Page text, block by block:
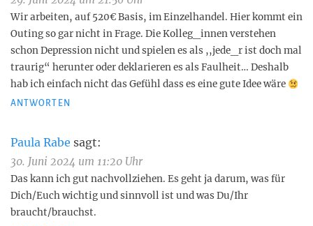
Wir arbeiten, auf 520€ Basis, im Einzelhandel. Hier kommt ein
Outing so gar nicht in Frage. Die Kolleg_innen verstehen
schon Depression nicht und spielen es als ,,jede_r ist doch mal
traurig“ herunter oder deklarieren es als Faulheit… Deshalb
hab ich einfach nicht das Gefühl dass es eine gute Idee wäre
ANTWORTEN
Paula Rabe sagt:
30. Juni 2024 um 11:20 Uhr
Das kann ich gut nachvollziehen. Es geht ja darum, was für
Dich/Euch wichtig und sinnvoll ist und was Du/Ihr
braucht/brauchst.